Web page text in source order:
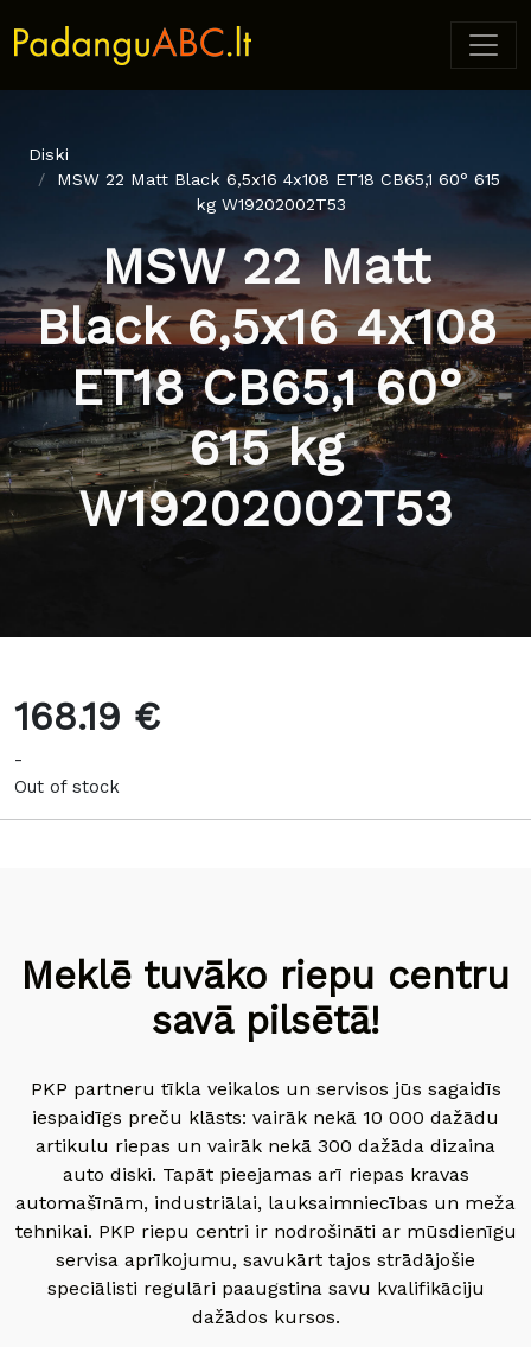
Diski
MSW 22 Matt Black 6,5x16 4x108 ET18 CB65,1 60° 615
kg W19202002T53
MSW 22 Matt
Black 6,5x16 4x108
ET18 CB65,1 60°
615 kg
W19202002T53
168.19 €
-
Out of stock
Meklē tuvāko riepu centru
savā pilsētā!
PKP partneru tīkla veikalos un servisos jūs sagaidīs
iespaidīgs preču klāsts: vairāk nekā 10 000 dažādu
artikulu riepas un vairāk nekā 300 dažāda dizaina
auto diski. Tapāt pieejamas arī riepas kravas
automašīnām, industriālai, lauksaimniecības un meža
tehnikai. PKP riepu centri ir nodrošināti ar mūsdienīgu
servisa aprīkojumu, savukārt tajos strādājošie
speciālisti regulāri paaugstina savu kvalifikāciju
dažādos kursos.